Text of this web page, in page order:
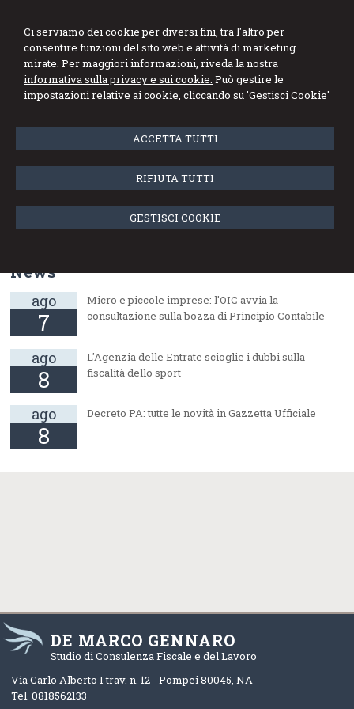
Ci serviamo dei cookie per diversi fini, tra l'altro per
consentire funzioni del sito web e attività di marketing
mirate. Per maggiori informazioni, riveda la nostra
informativa sulla privacy e sui cookie. Può gestire le
impostazioni relative ai cookie, cliccando su 'Gestisci Cookie'
ACCETTA TUTTI
RIFIUTA TUTTI
GESTISCI COOKIE
DE MARCO GENNARO
Studio di Consulenza Fiscale e del Lavoro
News dello studio
dic
1
Online il sito web dello Studio De Marco
News
ago
7
Micro e piccole imprese: l'OIC avvia la
consultazione sulla bozza di Principio Contabile
ago
8
L'Agenzia delle Entrate scioglie i dubbi sulla
fiscalità dello sport
ago
8
Decreto PA: tutte le novità in Gazzetta Ufficiale
DE MARCO GENNARO
Studio di Consulenza Fiscale e del Lavoro
Via Carlo Alberto I trav. n. 12 -Pompei80045,NA
Tel.0818562133